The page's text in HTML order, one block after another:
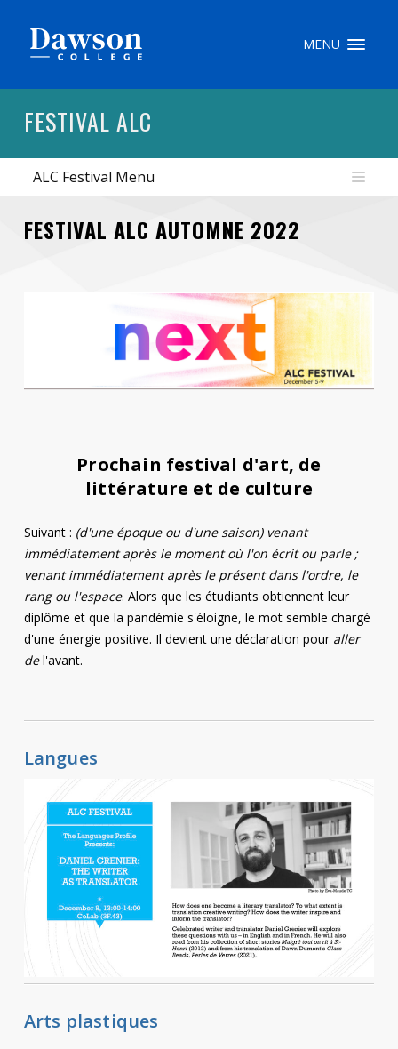
MENU
FESTIVAL ALC
ALC Festival Menu
FESTIVAL ALC AUTOMNE 2022
Prochain festival d'art, de
littérature et de culture
Suivant : (d'une époque ou d'une saison) venant
immédiatement après le moment où l'on écrit ou parle ;
venant immédiatement après le présent dans l'ordre, le
rang ou l'espace. Alors que les étudiants obtiennent leur
diplôme et que la pandémie s'éloigne, le mot semble chargé
d'une énergie positive. Il devient une déclaration pour aller
del'avant.
Langues
Arts plastiques
portail My Dawson
Comment postuler
Carrières
Liens rapides
Informations
Outils
Liens
Menu principal
Qui vous êtes